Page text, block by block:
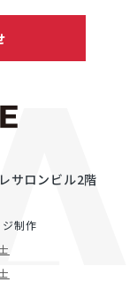
サロンビル2階
制作